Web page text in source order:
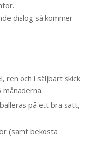
dialog så kommer
ren och i säljbart skick
på ett bra sätt,
(samt bekosta